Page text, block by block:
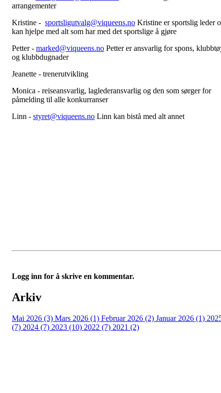
arrangementer
Kristine - sportsligutvalg@viqueens.no Kristine er sportslig leder
kan hjelpe med alt som har med det sportslige å gjøre
Petter - marked@viqueens.no Petter er ansvarlig for spons,
og klubbdugnader
Jeanette - trenerutvikling
Monica - reiseansvarlig, laglederansvarlig og den som sørger for
påmelding til alle konkurranser
Linn - styret@viqueens.no Linn kan bistå med alt annet
Logg inn for å skrive en kommentar.
Arkiv
Mai 2026 (3) Mars 2026 (1) Februar 2026 (2) Januar 2026 (1)
(7) 2024 (7) 2023 (10) 2022 (7) 2021 (2)